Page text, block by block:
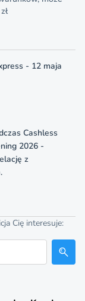
- 12 maja
Cashless
2026 -
z
Cię interesuje: